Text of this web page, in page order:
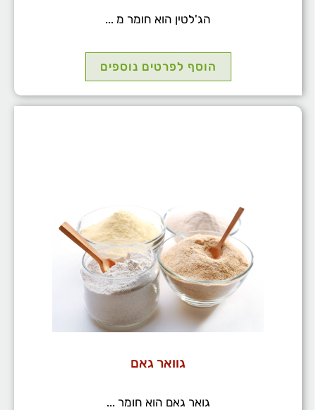
הג'לטין הוא חומר מ ...
הוסף לפרטים נוספים
גוואר גאם
גואר גאם הוא חומר ...